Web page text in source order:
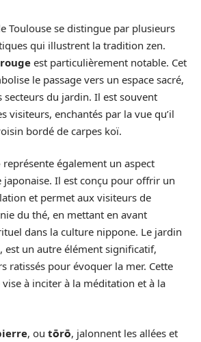
Toulouse se distingue par plusieurs
qui illustrent la tradition zen.
est particulièrement notable. Cet
le passage vers un espace sacré,
du jardin. Il est souvent
visiteurs, enchantés par la vue qu’il
bordé de carpes koï.
représente également un aspect
japonaise. Il est conçu pour offrir un
et permet aux visiteurs de
du thé, en mettant en avant
dans la culture nippone. Le jardin
, est un autre élément significatif,
ratissés pour évoquer la mer. Cette
à inciter à la méditation et à la
, ou tōrō, jalonnent les allées et